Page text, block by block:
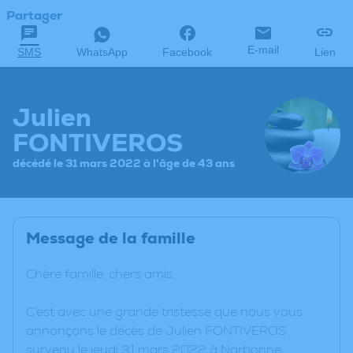
Partager
SMS WhatsApp Facebook E-mail Lien
Julien
FONTIVEROS
décédé le 31 mars 2022 à l'âge de 43 ans
Message de la famille
Chère famille, chers amis,
C’est avec une grande tristesse que nous vous
annonçons le décès de Julien FONTIVEROS
survenu le jeudi 31 mars 2022 à Narbonne.